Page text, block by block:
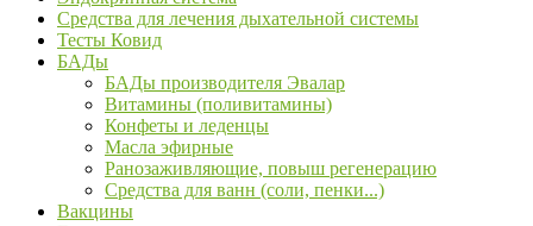
Средства для лечения дыхательной системы
Тесты Ковид
БАДы
БАДы производителя Эвалар
Витамины (поливитамины)
Конфеты и леденцы
Масла эфирные
Ранозаживляющие, повыш регенерацию
Средства для ванн (соли, пенки...)
Вакцины